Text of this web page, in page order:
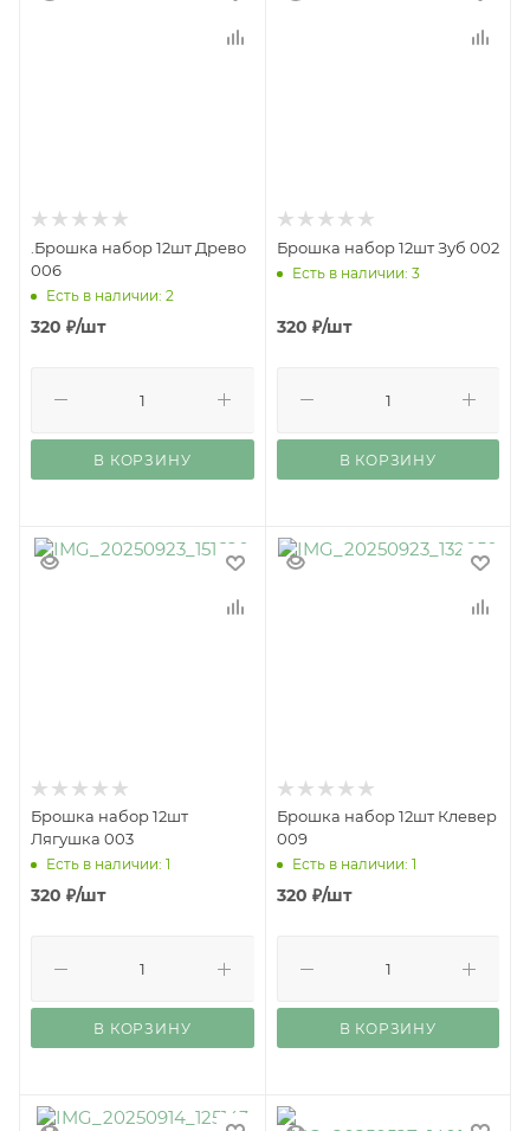
.Брошка набор 12шт Древо
006
Есть в наличии: 2
320 ₽/шт
В КОРЗИНУ
Брошка набор 12шт Зуб 002
Есть в наличии: 3
320 ₽/шт
В КОРЗИНУ
Брошка набор 12шт
Лягушка 003
Есть в наличии: 1
320 ₽/шт
В КОРЗИНУ
Брошка набор 12шт Клевер
009
Есть в наличии: 1
320 ₽/шт
В КОРЗИНУ